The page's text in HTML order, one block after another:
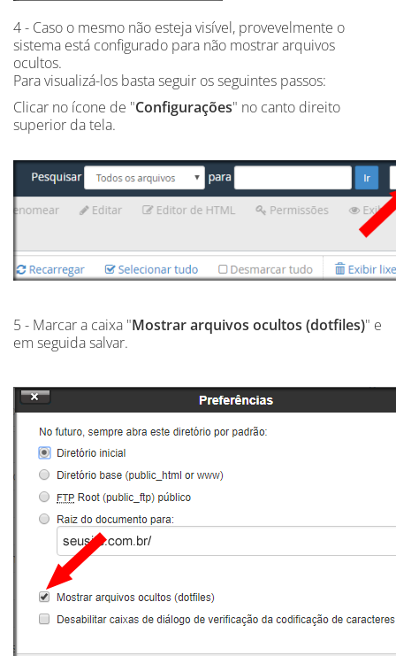
4 - Caso o mesmo não esteja visível, provevelmente o
sistema está configurado para não mostrar arquivos
ocultos.
Para visualizá-los basta seguir os seguintes passos:
Clicar no ícone de "Configurações" no canto direito
superior da tela.
5 - Marcar a caixa "Mostrar arquivos ocultos (dotfiles)" e
em seguida salvar.